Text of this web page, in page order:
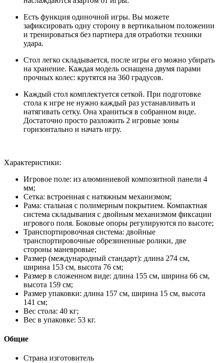
Есть функция одиночной игры. Вы можете
зафиксировать одну сторону в вертикальном положении
и тренироваться без партнера для отработки техники
удара.
Стол легко складывается, после игры его можно убирать
на хранение. Каждая модель оснащена двумя парами
прочных колес: крутятся на 360 градусов.
Каждый стол комплектуется сеткой. При подготовке
стола к игре не нужно каждый раз устанавливать и
натягивать сетку. Она храниться в собранном виде.
Достаточно просто разложить 2 игровые зоны
горизонтально и начать игру.
Характеристики:
Игровое поле: из алюминиевой композитной панели 4
мм;
Сетка: встроенная с натяжным механизмом;
Рама: стальная с полимерным покрытием. Компактная
система складывания с двойным механизмом фиксации
игрового поля. Боковые опоры регулируются по высоте;
Транспортировочная система: двойные
транспортировочные обрезиненные ролики, две
стороны маневровые;
Размер (международный стандарт): длина 274 см,
ширина 153 см, высота 76 см;
Размер в сложенном виде: длина 155 см, ширина 66 см,
высота 159 см;
Размер упаковки: длина 157 см, ширина 15 см, высота
141 см;
Вес стола: 40 кг;
Вес в упаковке: 53 кг.
Общие
Страна изготовитель